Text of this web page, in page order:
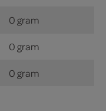
0 gram
0 gram
0 gram